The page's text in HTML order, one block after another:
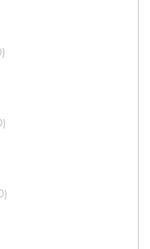
ROOTS 40 Midland
do 2-3 dnů